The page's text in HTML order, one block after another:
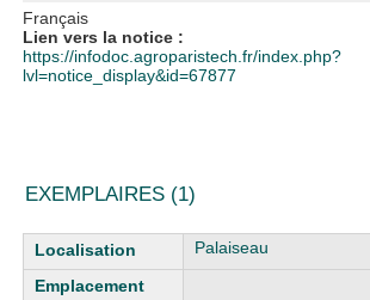
Français
Lien vers la notice :
https://infodoc.agroparistech.fr/index.php?
lvl=notice_display&id=67877
EXEMPLAIRES (1)
Liste des exemplaires Palaiseau